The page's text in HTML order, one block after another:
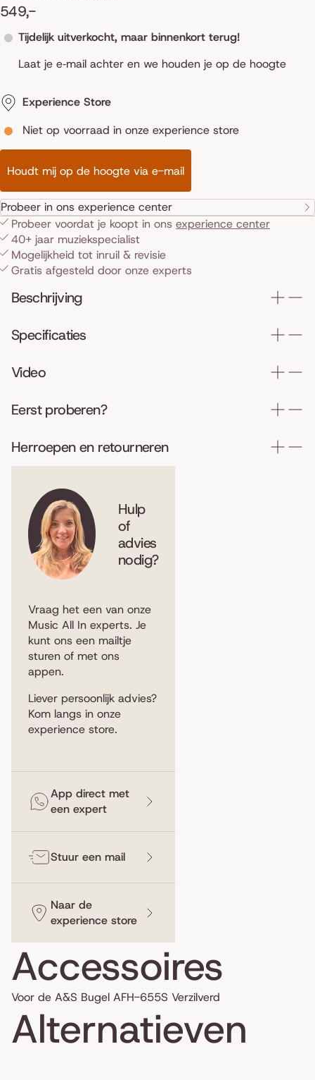
549,-
Tijdelijk uitverkocht, maar binnenkort terug!
Laat je e‑mail achter en we houden je op de hoogte
Experience Store
Niet op voorraad in onze experience store
Houdt mij op de hoogte via e-mail
Probeer in ons experience center
Probeer voordat je koopt in ons experience center
40+ jaar muziekspecialist
Mogelijkheid tot inruil & revisie
Gratis afgesteld door onze experts
Beschrijving
Specificaties
Video
Eerst proberen?
Herroepen en retourneren
Hulp
of
advies
nodig?
Vraag het een van onze
Music All In experts. Je
kunt ons een mailtje
sturen of met ons
appen.
Liever persoonlijk advies?
Kom langs in onze
experience store.
App direct met
een expert
Stuur een mail
Naar de
experience store
Accessoires
Voor de A&S Bugel AFH-655S Verzilverd
Alternatieven